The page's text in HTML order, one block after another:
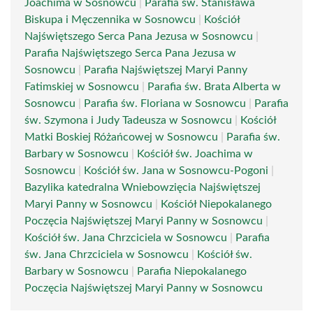
Joachima w Sosnowcu
Parafia św. Stanisława
Biskupa i Męczennika w Sosnowcu
Kościół
Najświętszego Serca Pana Jezusa w Sosnowcu
Parafia Najświętszego Serca Pana Jezusa w
Sosnowcu
Parafia Najświętszej Maryi Panny
Fatimskiej w Sosnowcu
Parafia św. Brata Alberta w
Sosnowcu
Parafia św. Floriana w Sosnowcu
Parafia
św. Szymona i Judy Tadeusza w Sosnowcu
Kościół
Matki Boskiej Różańcowej w Sosnowcu
Parafia św.
Barbary w Sosnowcu
Kościół św. Joachima w
Sosnowcu
Kościół św. Jana w Sosnowcu-Pogoni
Bazylika katedralna Wniebowzięcia Najświętszej
Maryi Panny w Sosnowcu
Kościół Niepokalanego
Poczęcia Najświętszej Maryi Panny w Sosnowcu
Kościół św. Jana Chrzciciela w Sosnowcu
Parafia
św. Jana Chrzciciela w Sosnowcu
Kościół św.
Barbary w Sosnowcu
Parafia Niepokalanego
Poczęcia Najświętszej Maryi Panny w Sosnowcu